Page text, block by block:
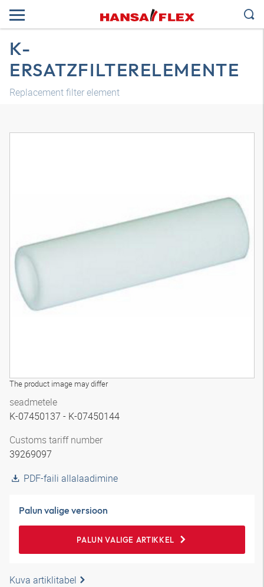
K-
ERSATZFILTERELEMENTE
Replacement filter element
The product image may differ
seadmetele
K-07450137 - K-07450144
Customs tariff number
39269097
PDF-faili allalaadimine
Palun valige versioon
PALUN VALIGE ARTIKKEL
Kuva artiklitabel